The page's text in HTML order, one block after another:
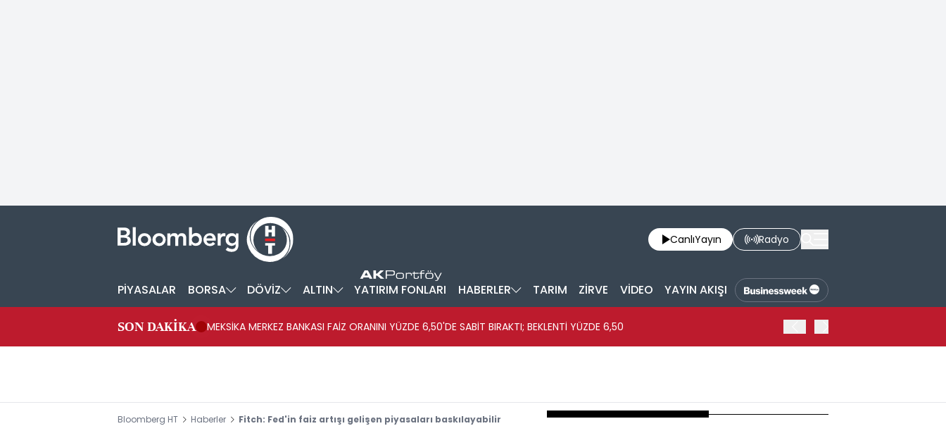
CanlıYayın Radyo
PİYASALAR BORSA DÖVİZ ALTIN YATIRIM FONLARI HABERLER TARIM ZİRVE VİDEO YAYIN AKIŞI
SON DAKİKA MEKSİKA MERKEZ BANKASI FAİZ ORANINI YÜZDE 6,50'DE SABİT BIRAKTI; BEKLENTİ YÜZDE 6,50
Bloomberg HT Haberler Fitch: Fed'in faiz artışı gelişen piyasaları baskılayabilir